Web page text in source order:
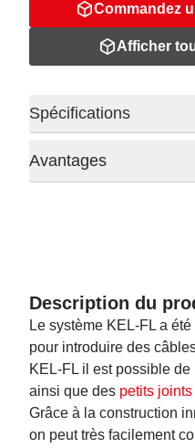
Commandez
Afficher
Spécifications
Avantages
Description du
Le système KEL-FL a
pour introduire des
KEL-FL il est possible de
ainsi que des petits joints
Grâce à la construction
on peut très facilement